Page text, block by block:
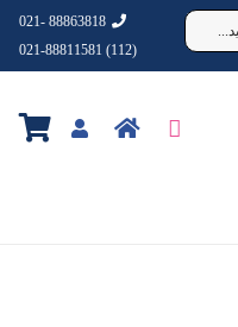
88863818 -021
(112) 021-88811581